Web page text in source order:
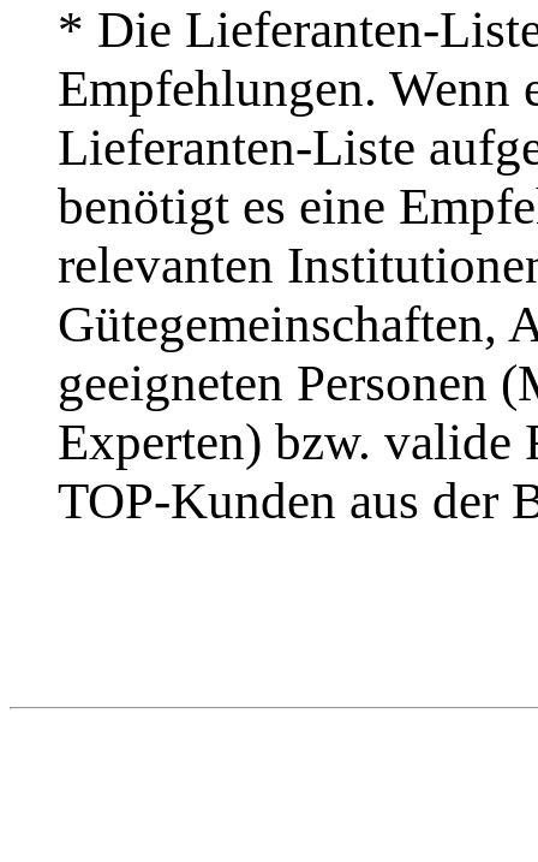
* Die Lieferanten-
Empfehlungen. Wenn
Lieferanten-Liste
benötigt es eine
relevanten
Gütegemeinschaften,
geeigneten Personen
Experten) bzw. valide
TOP-Kunden aus der